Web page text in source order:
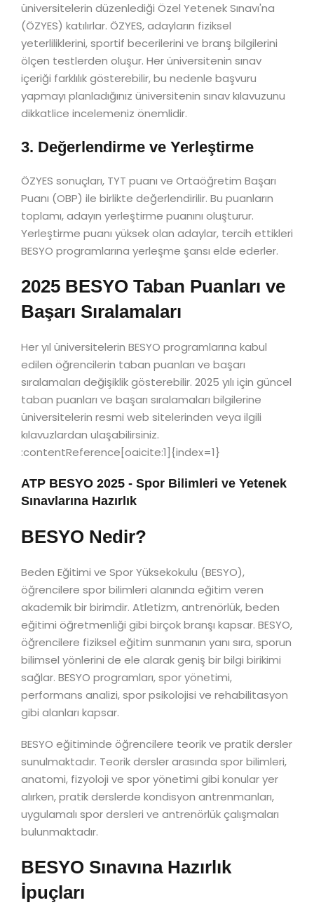
üniversitelerin düzenlediği Özel Yetenek Sınavı'na
(ÖZYES) katılırlar. ÖZYES, adayların fiziksel
yeterliliklerini, sportif becerilerini ve branş bilgilerini
ölçen testlerden oluşur. Her üniversitenin sınav
içeriği farklılık gösterebilir, bu nedenle başvuru
yapmayı planladığınız üniversitenin sınav kılavuzunu
dikkatlice incelemeniz önemlidir.
3. Değerlendirme ve Yerleştirme
ÖZYES sonuçları, TYT puanı ve Ortaöğretim Başarı
Puanı (OBP) ile birlikte değerlendirilir. Bu puanların
toplamı, adayın yerleştirme puanını oluşturur.
Yerleştirme puanı yüksek olan adaylar, tercih ettikleri
BESYO programlarına yerleşme şansı elde ederler.
2025 BESYO Taban Puanları ve
Başarı Sıralamaları
Her yıl üniversitelerin BESYO programlarına kabul
edilen öğrencilerin taban puanları ve başarı
sıralamaları değişiklik gösterebilir. 2025 yılı için güncel
taban puanları ve başarı sıralamaları bilgilerine
üniversitelerin resmi web sitelerinden veya ilgili
kılavuzlardan ulaşabilirsiniz.
:contentReference[oaicite:1]{index=1}
ATP BESYO 2025 - Spor Bilimleri ve Yetenek
Sınavlarına Hazırlık
BESYO Nedir?
Beden Eğitimi ve Spor Yüksekokulu (BESYO),
öğrencilere spor bilimleri alanında eğitim veren
akademik bir birimdir. Atletizm, antrenörlük, beden
eğitimi öğretmenliği gibi birçok branşı kapsar. BESYO,
öğrencilere fiziksel eğitim sunmanın yanı sıra, sporun
bilimsel yönlerini de ele alarak geniş bir bilgi birikimi
sağlar. BESYO programları, spor yönetimi,
performans analizi, spor psikolojisi ve rehabilitasyon
gibi alanları kapsar.
BESYO eğitiminde öğrencilere teorik ve pratik dersler
sunulmaktadır. Teorik dersler arasında spor bilimleri,
anatomi, fizyoloji ve spor yönetimi gibi konular yer
alırken, pratik derslerde kondisyon antrenmanları,
uygulamalı spor dersleri ve antrenörlük çalışmaları
bulunmaktadır.
BESYO Sınavına Hazırlık
İpuçları